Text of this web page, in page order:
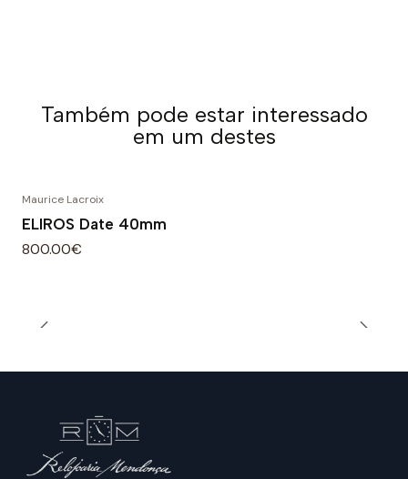
Também pode estar interessado
em um destes
Maurice Lacroix
ELIROS Date 40mm
800.00€